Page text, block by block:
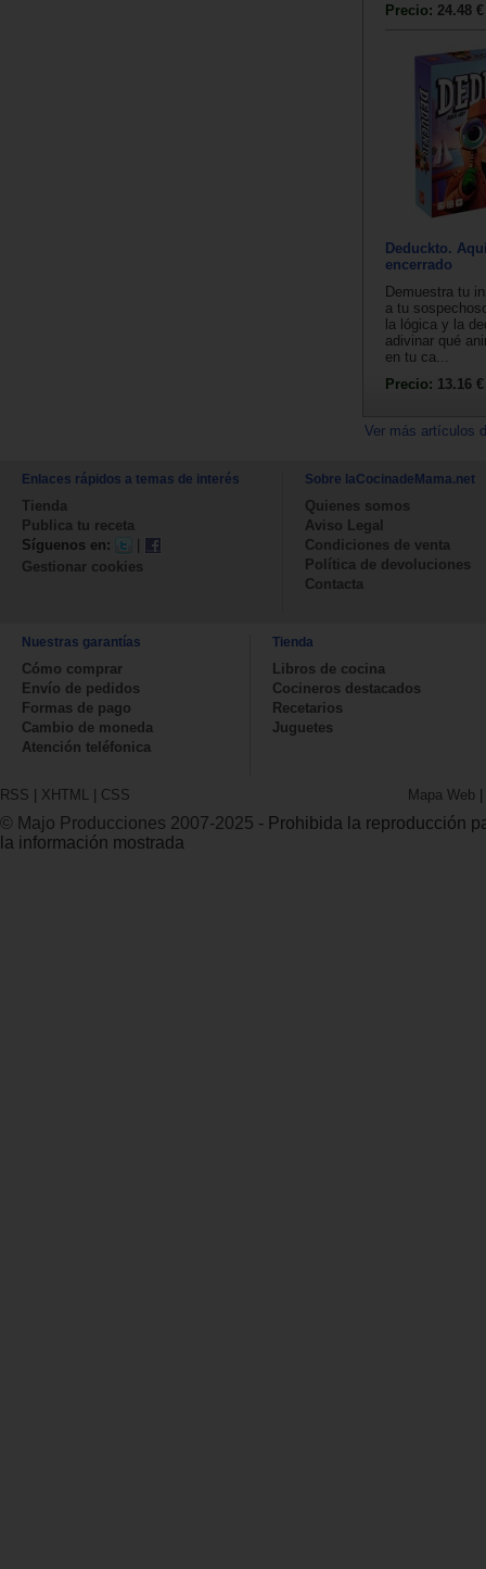
Precio: 24.48 €
Deduckto.
encerrado
Demuestra tu
a tu
la lógica y la
adivinar qué
en tu ca...
Precio: 13.16 €
Ver más artículos
Enlaces rápidos a temas de interés
Tienda
Publica tu receta
Síguenos en:
|
Gestionar cookies
Sobre laCocinadeMama.net
Quienes somos
Aviso Legal
Condiciones de venta
Política de devoluciones
Contacta
Nuestras garantías
Cómo comprar
Envío de pedidos
Formas de pago
Cambio de moneda
Atención teléfonica
Tienda
Libros de cocina
Cocineros destacados
Recetarios
Juguetes
RSS | XHTML | CSS Mapa Web |
© Majo Producciones 2007-2025 - Prohibida la reproducción
la información mostrada